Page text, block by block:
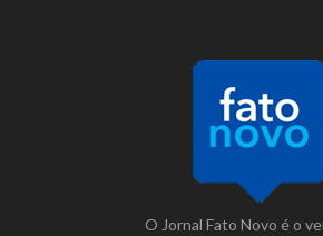
O Jornal Fato Novo é o